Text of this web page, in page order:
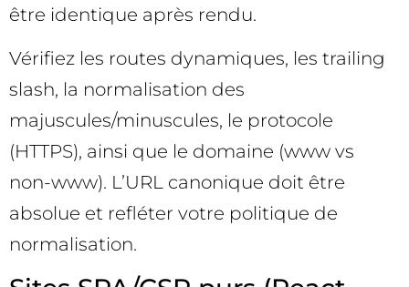
être identique après rendu.
Vérifiez les routes dynamiques, les trailing
slash, la normalisation des
majuscules/minuscules, le protocole
(HTTPS), ainsi que le domaine (www vs
non-www). L’URL canonique doit être
absolue et refléter votre politique de
normalisation.